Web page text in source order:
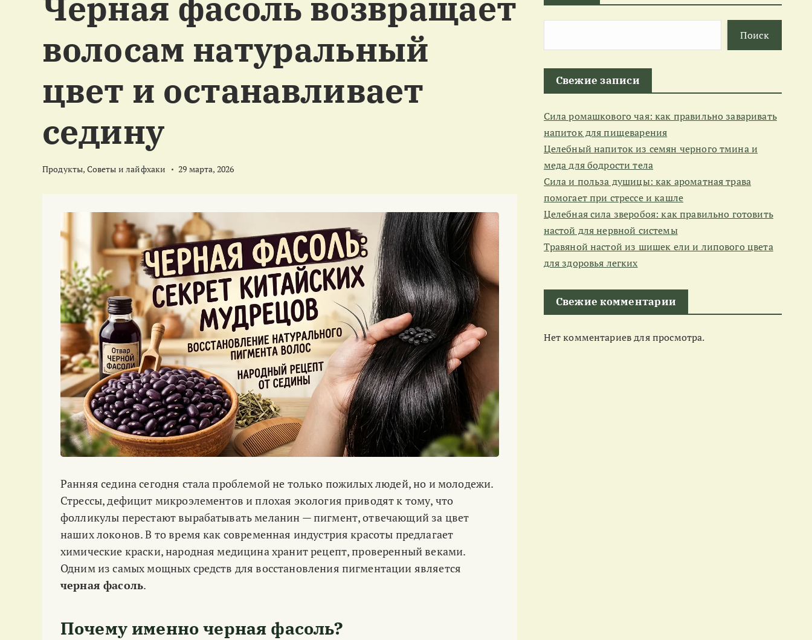
волосам натуральный
цвет и останавливает
седину
Продукты, Советы и лайфхаки 29 марта, 2026
Ранняя седина сегодня стала проблемой не только пожилых людей, но и молодежи.
Стрессы, дефицит микроэлементов и плохая экология приводят к тому, что
фолликулы перестают вырабатывать меланин — пигмент, отвечающий за цвет
наших локонов. В то время как современная индустрия красоты предлагает
химические краски, народная медицина хранит рецепт, проверенный веками.
Одним из самых мощных средств для восстановления пигментации является
черная фасоль.
Почему именно черная фасоль?
Поиск
Свежие записи
Сила ромашкового чая: как правильно заваривать
напиток для пищеварения
Целебный напиток из семян черного тмина и
меда для бодрости тела
Сила и польза душицы: как ароматная трава
помогает при стрессе и кашле
Целебная сила зверобоя: как правильно готовить
настой для нервной системы
Травяной настой из шишек ели и липового цвета
для здоровья легких
Свежие комментарии
Нет комментариев для просмотра.